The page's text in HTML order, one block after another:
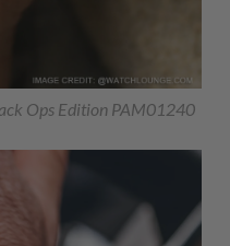
Ops Edition PAM01240